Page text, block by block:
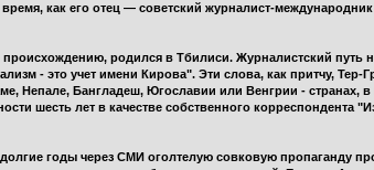
как его отец — советский журналист-
родился в Тбилиси. Журналистский
- это учет имени Кирова". Эти слова, как притчу,
Непале, Бангладеш, Югославии или Венгрии - странах,
шесть лет в качестве собственного корреспондента
годы через СМИ оголтелую совковую пропаганду